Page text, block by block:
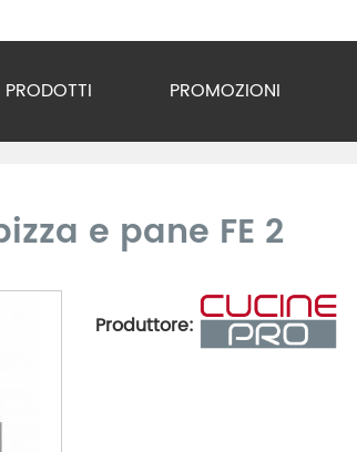
PRODOTTI
Inox
PROMOZIONI
e pane FE 2
Produttore: